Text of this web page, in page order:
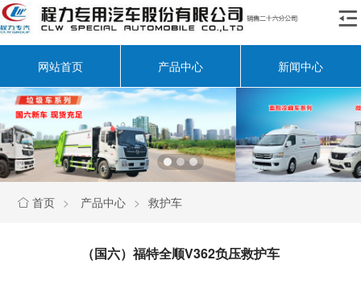

网站首页 产品中心 新闻中心
 首页 > 产品中心 > 救护车
（国六）福特全顺V362负压救护车